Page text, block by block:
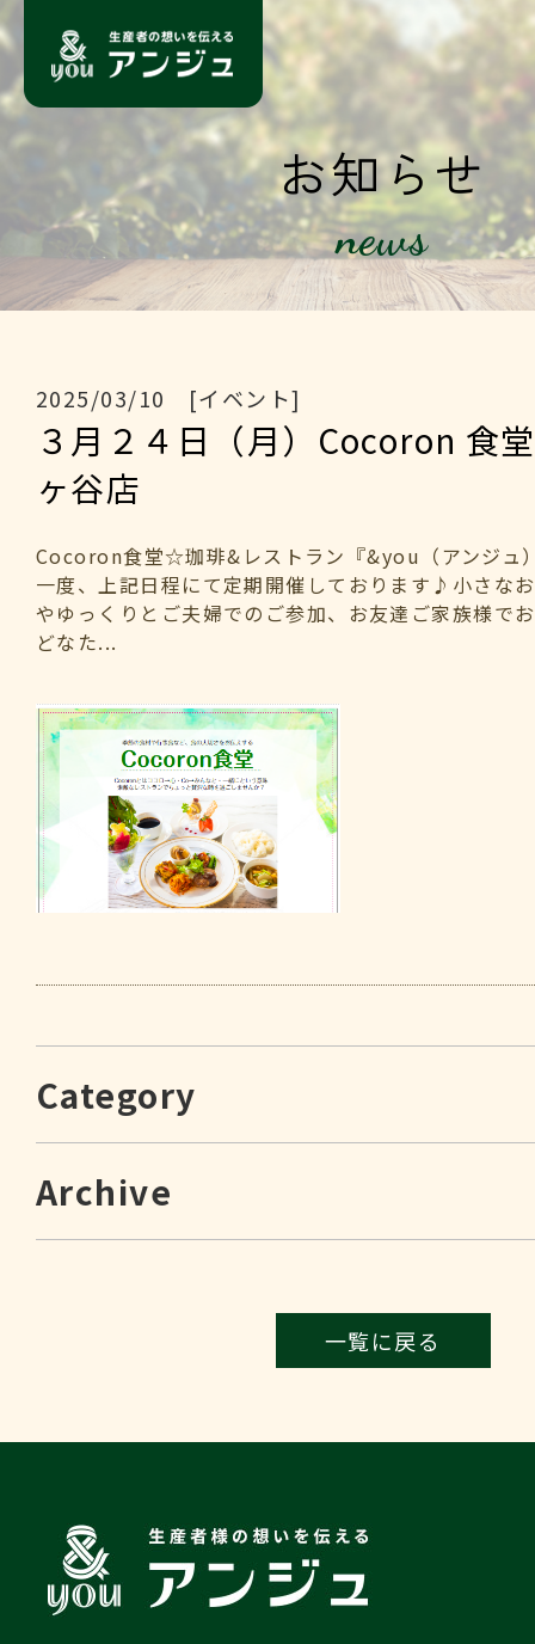
お知らせ
news
2025/03/10 [イベント]
３月２４日（月）Cocoron
ヶ谷店
Cocoron食堂☆珈琲&レストラン『&you（アンジュ
一度、上記日程にて定期開催しております♪小さな
やゆっくりとご夫婦でのご参加、お友達ご家族様で
どなた...
Category
Archive
一覧に戻る